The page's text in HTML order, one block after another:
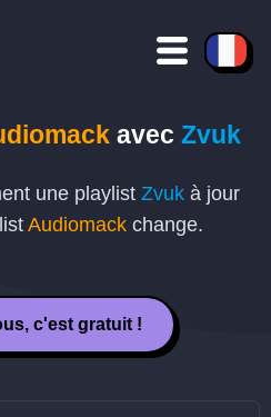
avec Zvuk
une playlist Zvuk à jour
Audiomack change.
c'est gratuit !